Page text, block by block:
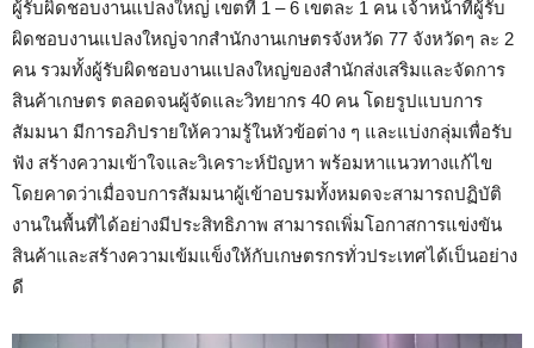
ผู้รับผิดชอบงานแปลงใหญ่ เขตที่ 1 – 6 เขตละ 1 คน เจ้าหน้าที่ผู้รับ
ผิดชอบงานแปลงใหญ่จากสำนักงานเกษตรจังหวัด 77 จังหวัดๆ ละ 2
คน รวมทั้งผู้รับผิดชอบงานแปลงใหญ่ของสำนักส่งเสริมและจัดการ
สินค้าเกษตร ตลอดจนผู้จัดและวิทยากร 40 คน โดยรูปแบบการ
สัมมนา มีการอภิปรายให้ความรู้ในหัวข้อต่าง ๆ และแบ่งกลุ่มเพื่อรับ
ฟัง สร้างความเข้าใจและวิเคราะห์ปัญหา พร้อมหาแนวทางแก้ไข
โดยคาดว่าเมื่อจบการสัมมนาผู้เข้าอบรมทั้งหมดจะสามารถปฏิบัติ
งานในพื้นที่ได้อย่างมีประสิทธิภาพ สามารถเพิ่มโอกาสการแข่งขัน
สินค้าและสร้างความเข้มแข็งให้กับเกษตรกรทั่วประเทศได้เป็นอย่าง
ดี